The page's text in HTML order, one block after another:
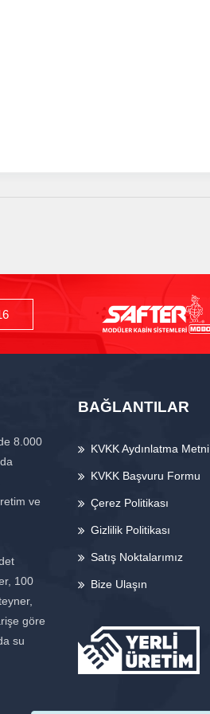
8.000
ve
100
göre
su
BAĞLANTILAR
KVKK Aydınlatma Metni
KVKK Başvuru Formu
Çerez Politikası
Gizlilik Politikası
Satış Noktalarımız
Bize Ulaşın